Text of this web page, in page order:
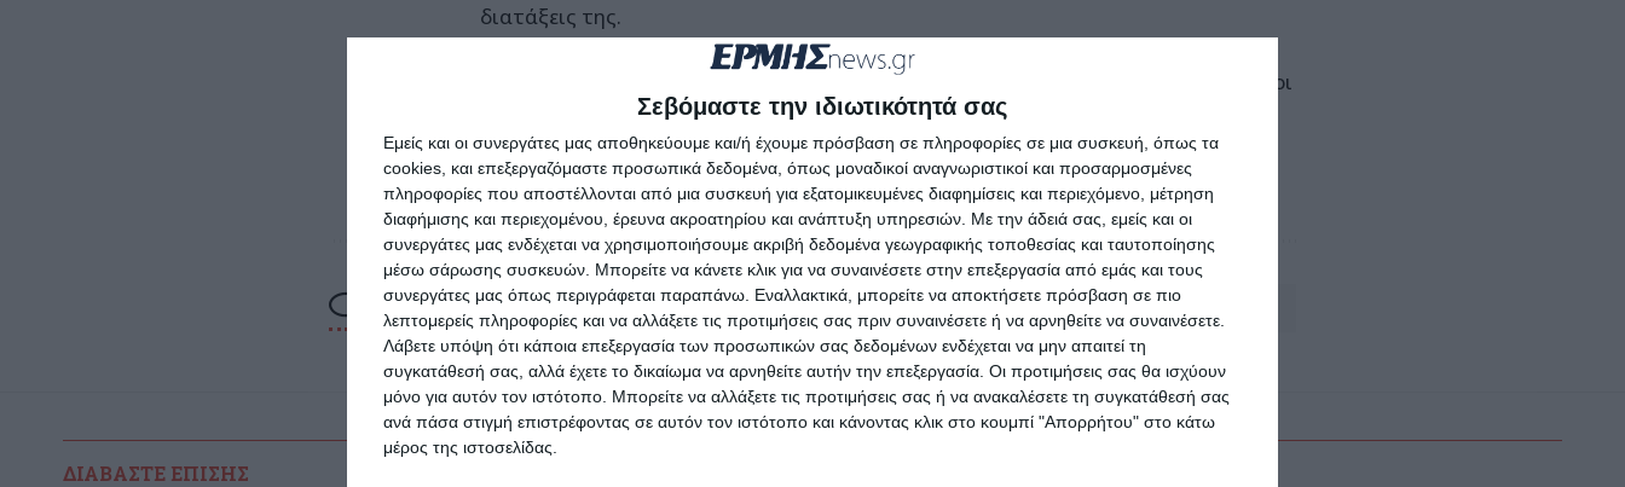
Σεβόμαστε την ιδιωτικότητά σας
Εμείς και οι συνεργάτες μας αποθηκεύουμε και/ή έχουμε πρόσβαση σε πληροφορίες σε μια συσκευή, όπως τα
cookies, και επεξεργαζόμαστε προσωπικά δεδομένα, όπως μοναδικοί αναγνωριστικοί και προσαρμοσμένες
πληροφορίες που αποστέλλονται από μια συσκευή για εξατομικευμένες διαφημίσεις και περιεχόμενο, μέτρηση
διαφήμισης και περιεχομένου, έρευνα ακροατηρίου και ανάπτυξη υπηρεσιών. Με την άδειά σας, εμείς και οι
συνεργάτες μας ενδέχεται να χρησιμοποιήσουμε ακριβή δεδομένα γεωγραφικής τοποθεσίας και ταυτοποίησης
μέσω σάρωσης συσκευών. Μπορείτε να κάνετε κλικ για να συναινέσετε στην επεξεργασία από εμάς και τους
συνεργάτες μας όπως περιγράφεται παραπάνω. Εναλλακτικά, μπορείτε να αποκτήσετε πρόσβαση σε πιο
λεπτομερείς πληροφορίες και να αλλάξετε τις προτιμήσεις σας πριν συναινέσετε ή να αρνηθείτε να συναινέσετε.
Λάβετε υπόψη ότι κάποια επεξεργασία των προσωπικών σας δεδομένων ενδέχεται να μην απαιτεί τη
συγκατάθεσή σας, αλλά έχετε το δικαίωμα να αρνηθείτε αυτήν την επεξεργασία. Οι προτιμήσεις σας θα ισχύουν
μόνο για αυτόν τον ιστότοπο. Μπορείτε να αλλάξετε τις προτιμήσεις σας ή να ανακαλέσετε τη συγκατάθεσή σας
ανά πάσα στιγμή επιστρέφοντας σε αυτόν τον ιστότοπο και κάνοντας κλικ στο κουμπί "Απορρήτου" στο κάτω
μέρος της ιστοσελίδας.
διατάξεις της.
Η ίδια ανέφερε δε ότι την Πέμπτη 16 Μαΐου θα συνεδριάσουν στην Θεσσαλονίκη οι
αρμόδιες επιτροπές για την εξέταση του ζητήματος των εμπορικών σημάτων.
Πηγή:protothema.gr
Αφήστε ένα σχόλιο
ΔΙΑΒΆΣΤΕ ΕΠΊΣΗΣ